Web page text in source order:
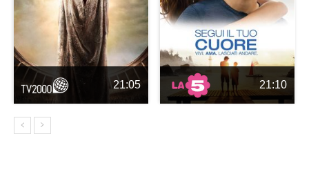
21:05 21:10